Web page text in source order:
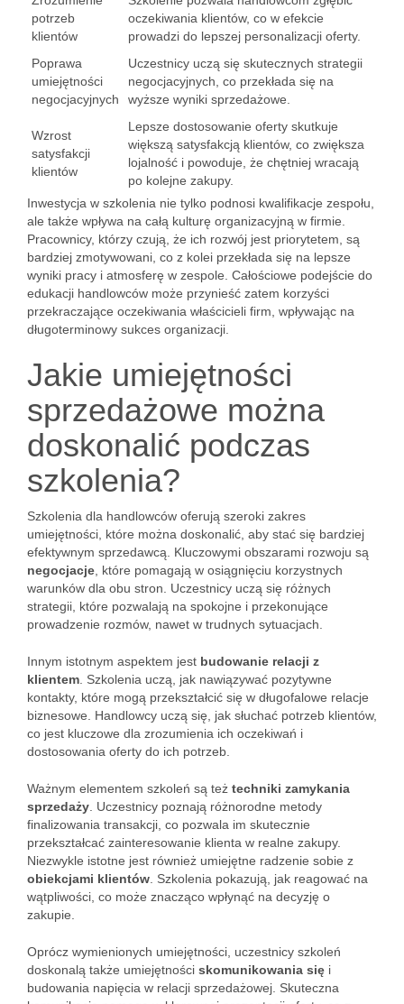
potrzeb
klientów
oczekiwania klientów, co w efekcie
prowadzi do lepszej personalizacji oferty.
Poprawa
umiejętności
negocjacyjnych
Uczestnicy uczą się skutecznych strategii
negocjacyjnych, co przekłada się na
wyższe wyniki sprzedażowe.
Wzrost
satysfakcji
klientów
Lepsze dostosowanie oferty skutkuje
większą satysfakcją klientów, co zwiększa
lojalność i powoduje, że chętniej wracają
po kolejne zakupy.
Inwestycja w szkolenia nie tylko podnosi kwalifikacje zespołu,
ale także wpływa na całą kulturę organizacyjną w firmie.
Pracownicy, którzy czują, że ich rozwój jest priorytetem, są
bardziej zmotywowani, co z kolei przekłada się na lepsze
wyniki pracy i atmosferę w zespole. Całościowe podejście do
edukacji handlowców może przynieść zatem korzyści
przekraczające oczekiwania właścicieli firm, wpływając na
długoterminowy sukces organizacji.
Jakie umiejętności
sprzedażowe można
doskonalić podczas
szkolenia?
Szkolenia dla handlowców oferują szeroki zakres
umiejętności, które można doskonalić, aby stać się bardziej
efektywnym sprzedawcą. Kluczowymi obszarami rozwoju są
negocjacje , które pomagają w osiągnięciu korzystnych
warunków dla obu stron. Uczestnicy uczą się różnych
strategii, które pozwalają na spokojne i przekonujące
prowadzenie rozmów, nawet w trudnych sytuacjach.
Innym istotnym aspektem jest budowanie relacji z
klientem . Szkolenia uczą, jak nawiązywać pozytywne
kontakty, które mogą przekształcić się w długofalowe relacje
biznesowe. Handlowcy uczą się, jak słuchać potrzeb klientów,
co jest kluczowe dla zrozumienia ich oczekiwań i
dostosowania oferty do ich potrzeb.
Ważnym elementem szkoleń są też techniki zamykania
sprzedaży . Uczestnicy poznają różnorodne metody
finalizowania transakcji, co pozwala im skutecznie
przekształcać zainteresowanie klienta w realne zakupy.
Niezwykle istotne jest również umiejętne radzenie sobie z
obiekcjami klientów . Szkolenia pokazują, jak reagować na
wątpliwości, co może znacząco wpłynąć na decyzję o
zakupie.
Oprócz wymienionych umiejętności, uczestnicy szkoleń
doskonalą także umiejętności skomunikowania się i
budowania napięcia w relacji sprzedażowej. Skuteczna